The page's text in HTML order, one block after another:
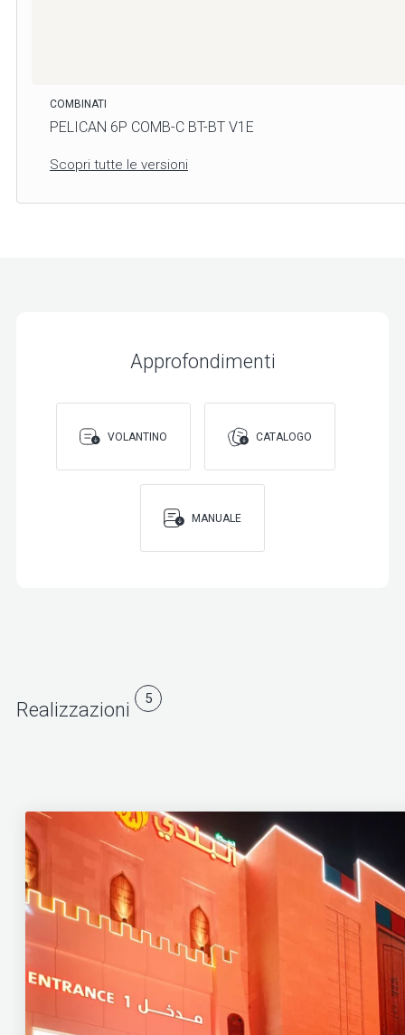
COMBINATI
PELICAN 6P COMB-C BT-BT V1E
Scopri tutte le versioni
Approfondimenti
VOLANTINO CATALOGO
MANUALE
Realizzazioni 5